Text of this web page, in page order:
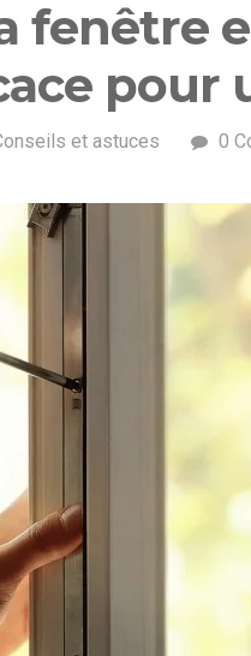
fenêtre
pour
et astuces 0